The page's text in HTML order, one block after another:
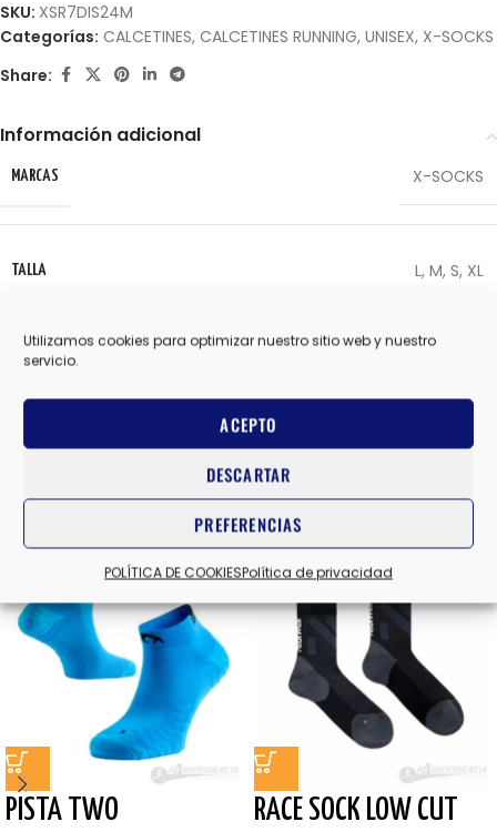
Utilizamos cookies para optimizar nuestro sitio web y nuestro
servicio.
ACEPTO
DESCARTAR
PREFERENCIAS
POLÍTICA DE COOKIESPolítica de privacidad
SKU: XSR7DIS24M
Categorías: CALCETINES, CALCETINES RUNNING, UNISEX, X-SOCKS
Share:
Información adicional
MARCAS X-SOCKS
TALLA L, M, S, XL
COLOR AMARILLO FLUOR/NEGRO
PISTA TWO RACE SOCK LOW CUT